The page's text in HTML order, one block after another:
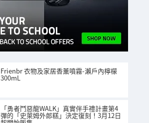
Frienbr 衣物及家居香薰噴霧-瀨戶內檸檬
300mL
「勇者鬥惡龍WALK」真實伴手禮計畫第4
彈的「史萊姆外郎糕」決定復刻！3月12日